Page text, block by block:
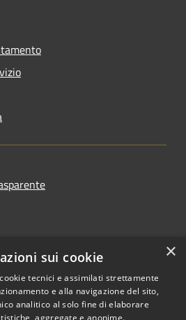
×
sui cookie
tecnici e assimilati strettamente
e alla navigazione del sito,
analitico al solo fine di elaborare
aggregate e anonime.